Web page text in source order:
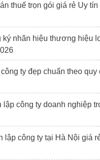
thuế trọn gói giá rẻ Uy
ký nhãn hiệu thương hiệu
ty đẹp chuẩn theo quy
lập công ty doanh nghiệp
lập công ty tại Hà Nội giá